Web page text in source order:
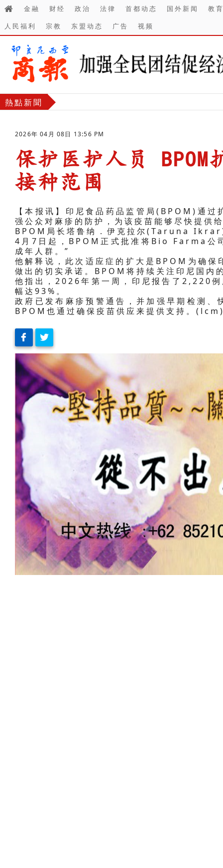
金融 财经 政治 法律 首都动态 国外新闻
教
人民福利
宗教 东盟动态 广告 视频
熱點新聞
2026年 04月 08日 13:56 PM
保护医护人员
接种范围
【本报讯】印尼食品药品监管局(BPOM)通
强公众对麻疹的防护，为该疫苗能够尽快提供
BPOM局长塔鲁纳．伊克拉尔(Taruna
4月7日起，BPOM正式批准将Bio Farma公
成年人群。”
他解释说，此次适应症的扩大是BPOM为确
做出的切实承诺。BPOM将持续关注印尼国内
他指出，2026年第一周，印尼报告了2,220
幅达93%。
政府已发布麻疹预警通告，并加强早期检测
BPOM也通过确保疫苗供应来提供支持。